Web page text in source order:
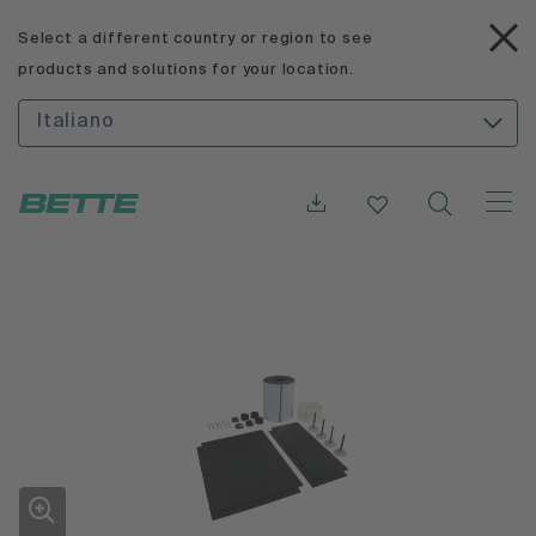
Select a different country or region to see
products and solutions for your location.
Italiano